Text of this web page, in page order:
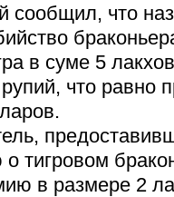
сообщил, что
в суме 5
что равно
тигровом
в размере 2